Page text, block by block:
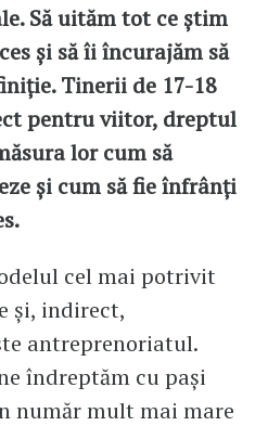
Să uităm tot ce știm
și să îi încurajăm să
Tinerii de 17-18
pentru viitor, dreptul
lor cum să
și cum să fie înfrânți
cel mai potrivit
și, indirect,
antreprenoriatul.
îndreptăm cu pași
număr mult mai mare